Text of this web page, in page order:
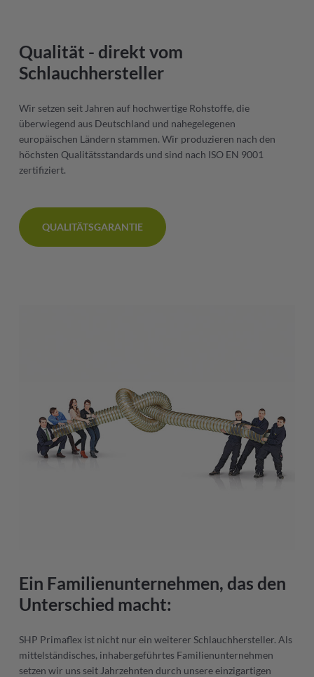
Qualität - direkt vom
Schlauchhersteller
Wir setzen seit Jahren auf hochwertige Rohstoffe, die
überwiegend aus Deutschland und nahegelegenen
europäischen Ländern stammen. Wir produzieren nach den
höchsten Qualitätsstandards und sind nach ISO EN 9001
zertifiziert.
QUALITÄTSGARANTIE
Ein Familienunternehmen, das den
Unterschied macht:
SHP Primaflex ist nicht nur ein weiterer Schlauchhersteller. Als
mittelständisches, inhabergeführtes Familienunternehmen
setzen wir uns seit Jahrzehnten durch unsere einzigartigen